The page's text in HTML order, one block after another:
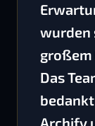
wurden
großem
Das
Archify